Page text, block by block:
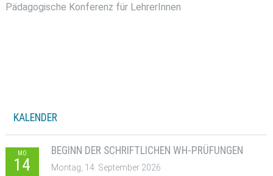
Pädagogische Konferenz für LehrerInnen
KALENDER
MO
14
BEGINN DER SCHRIFTLICHEN WH-PRÜFUNGEN
Montag, 14. September 2026